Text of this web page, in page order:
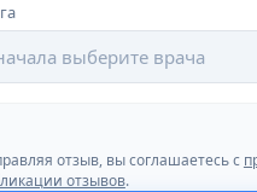
выберите врача
отзыв, вы соглашаетесь с
отзывов.